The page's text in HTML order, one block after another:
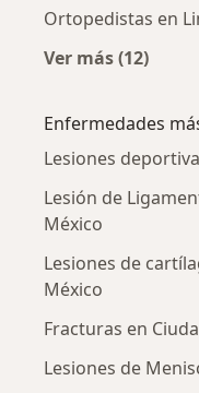
Ortopedistas en
Ver más (12)
Enfermedades
Lesiones
Lesión de
México
Lesiones de
México
Fracturas en
Lesiones de